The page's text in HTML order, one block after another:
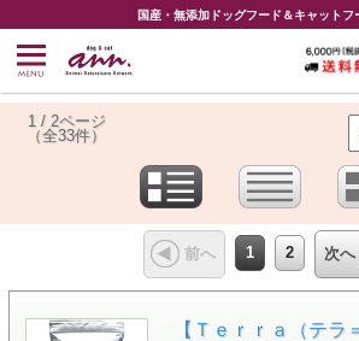
国産・無添加ドッグフード＆キャットフ
1 / 2ページ
（全33件）
前へ 1 2 次へ
【Ｔｅｒｒａ（テ